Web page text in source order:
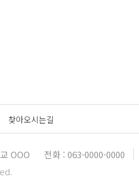
찾아오시는길
OOO 전화 : 063-0000-0000